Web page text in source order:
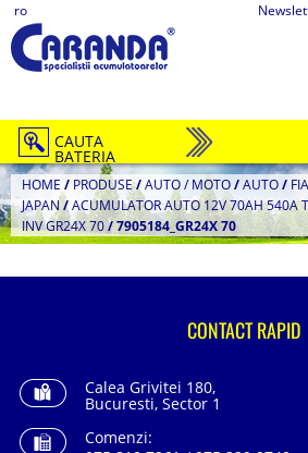
ro
CAUTA
BATERIA
HOME / PRODUSE/AUTO / MOTO/AUTO/
JAPAN/ACUMULATOR AUTO 12V 70AH 540A
INV GR24X 70/7905184_GR24X 70
CONTACT RAPID
Calea Grivitei 180,
Bucuresti, Sector 1
Comenzi: